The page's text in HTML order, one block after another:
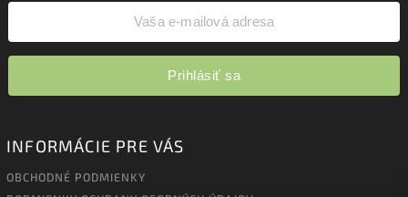
Prihlásiť sa
INFORMÁCIE PRE VÁS
OBCHODNÉ PODMIENKY